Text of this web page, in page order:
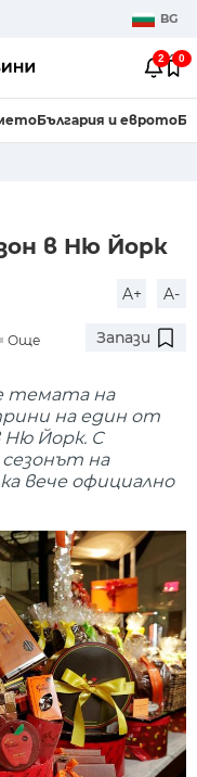
BG
2 0
България и еврото
в Ню Йорк
A+ A-
Още Запази
темата на
на един от
Ню Йорк. С
на
вече официално